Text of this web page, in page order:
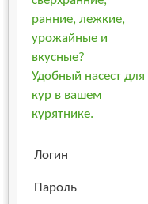
ранние, лежкие,
урожайные и
вкусные?
Удобный насест для
кур в вашем
курятнике.
Логин
Пароль